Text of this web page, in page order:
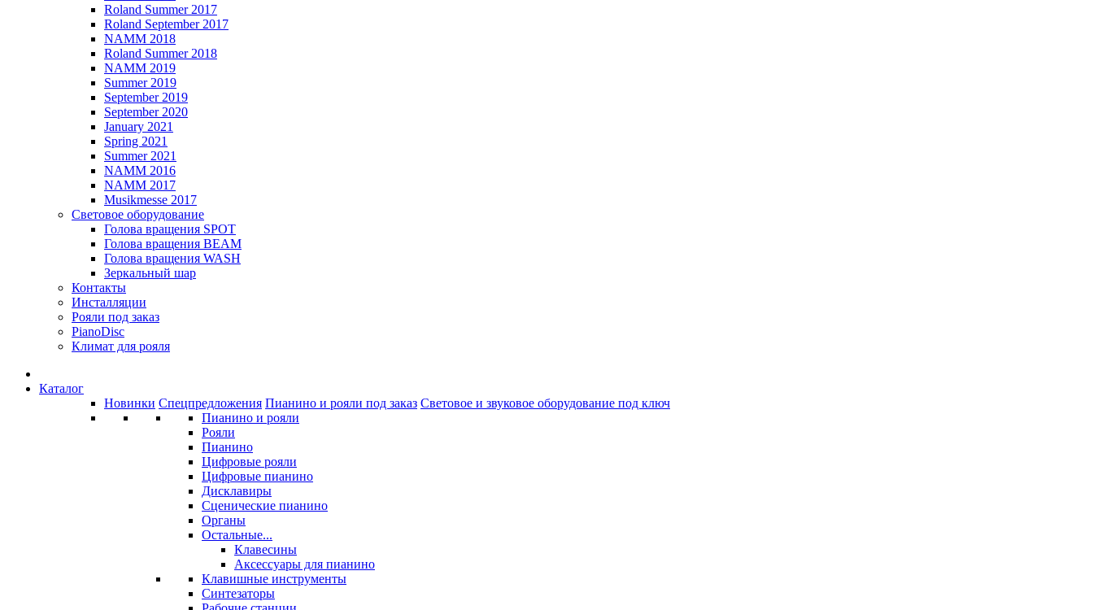
Roland Summer 2017
Roland September 2017
NAMM 2018
Roland Summer 2018
NAMM 2019
Summer 2019
September 2019
September 2020
January 2021
Spring 2021
Summer 2021
NAMM 2016
NAMM 2017
Musikmesse 2017
Световое оборудование
Голова вращения SPOT
Голова вращения BEAM
Голова вращения WASH
Зеркальный шар
Контакты
Инсталляции
Рояли под заказ
PianoDisc
Климат для рояля
Каталог
Новинки Спецпредложения Пианино и рояли под заказ Световое и звуковое оборудование под ключ
Пианино и рояли
Рояли
Пианино
Цифровые рояли
Цифровые пианино
Дисклавиры
Сценические пианино
Органы
Остальные...
Клавесины
Аксессуары для пианино
Клавишные инструменты
Синтезаторы